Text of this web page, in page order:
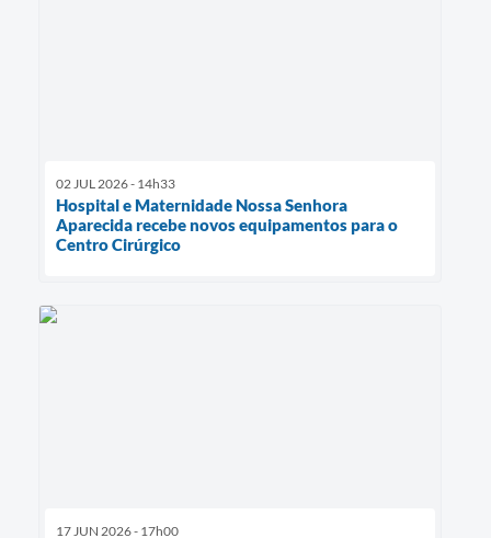
02 JUL 2026 - 14h33
Hospital e Maternidade Nossa Senhora
Aparecida recebe novos equipamentos para o
Centro Cirúrgico
17 JUN 2026 - 17h00